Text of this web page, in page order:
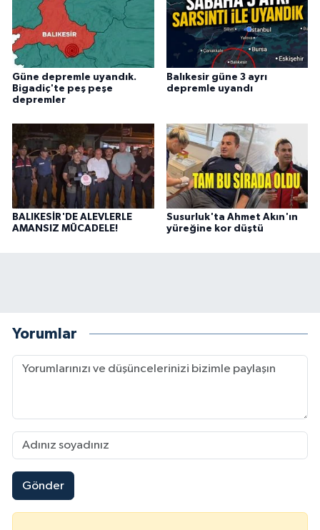
Güne depremle uyandık.
Bigadiç'te peş peşe
depremler
Balıkesir güne 3 ayrı
depremle uyandı
BALIKESİR'DE ALEVLERLE
AMANSIZ MÜCADELE!
Susurluk'ta Ahmet Akın'ın
yüreğine kor düştü
Yorumlar
Gönder